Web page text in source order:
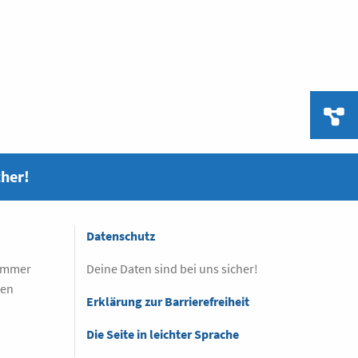
Datenschutz
Deine Daten sind bei uns sicher!
Erklärung zur Barrierefreiheit
Die Seite in leichter Sprache